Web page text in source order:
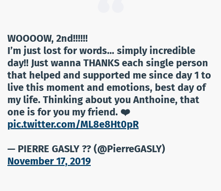
WOOOOW, 2nd!!!!!!
I’m just lost for words… simply incredible
day!! Just wanna THANKS each single person
that helped and supported me since day 1 to
live this moment and emotions, best day of
my life. Thinking about you Anthoine, that
one is for you my friend. ❤️
pic.twitter.com/ML8e8Ht0pR
— PIERRE GASLY ?? (@PierreGASLY)
November 17, 2019